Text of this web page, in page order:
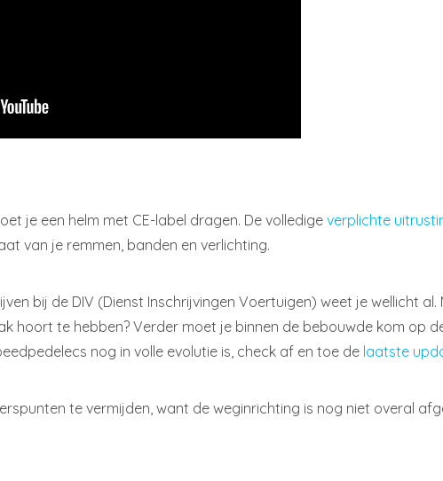
je een helm met CE-label dragen. De volledigeverplichte
van je remmen, banden en verlichting.
bij de DIV (Dienst Inschrijvingen Voertuigen) weet je wellicht
hoort te hebben? Verder moet je binnen de bebouwde kom op
nog in volle evolutie is, check af en toe de laatste
te vermijden, want de weginrichting is nog niet overal